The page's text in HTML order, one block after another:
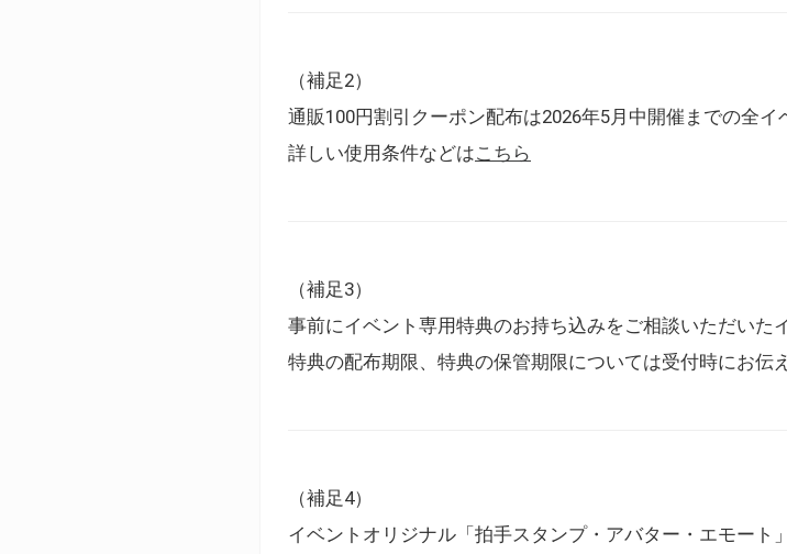
（補足2）
通販100円割引クーポン配布は2026年5月中開催までの全イ
詳しい使用条件などはこちら
（補足3）
事前にイベント専用特典のお持ち込みをご相談いただいた
特典の配布期限、特典の保管期限については受付時にお伝
（補足4）
イベントオリジナル「拍手スタンプ・アバター・エモート